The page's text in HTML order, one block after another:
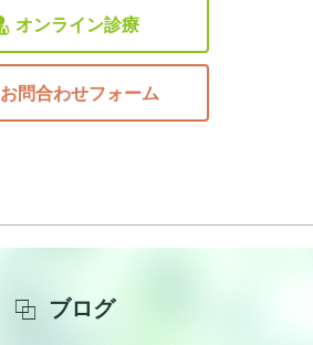
オンライン診療
お問合わせフォーム
ブログ